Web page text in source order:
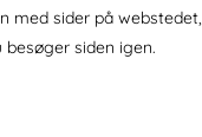
med sider på
siden igen.